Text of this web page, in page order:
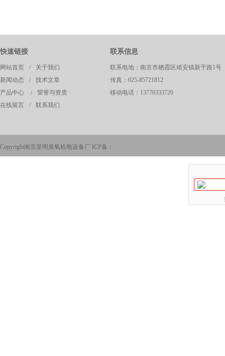
快速链接
网站首页 /
关于我们
新闻动态
/
技术文章
产品中心
/
荣誉与资质
在线留言
/ 联系我们
联系信息
联系电地：南京市栖霞区靖安镇新于路1号
传真：025-85721812
移动电话：13770333720
Copyright南京皇明臭氧机电设备厂 ICP备：